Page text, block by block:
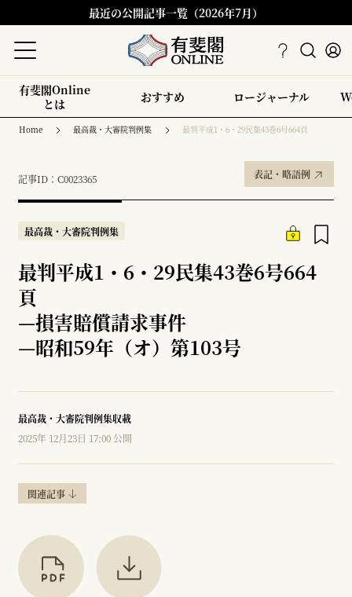
最近の公開記事一覧（2026年7月）
有斐閣Online
とは
おすすめ ロージャーナル
Home 最高裁・大審院判例集 最判平成1・6・29民集43巻6号664頁
記事ID：C0023365 表記・略語例
最高裁・大審院判例集
最判平成1・6・29民集43巻6号664
頁
—損害賠償請求事件
—昭和59年（オ）第103号
最高裁・大審院判例集収載
2025年 12月23日 17:00 公開
関連記事